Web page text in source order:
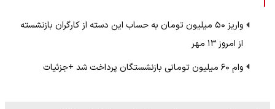
واریز ۵۰ میلیون تومان به حساب این دسته از کارگران بازنشسته
از امروز ۱۳ مهر
وام ۶۰ میلیون تومانی بازنشستگان پرداخت شد +‌جزئیات